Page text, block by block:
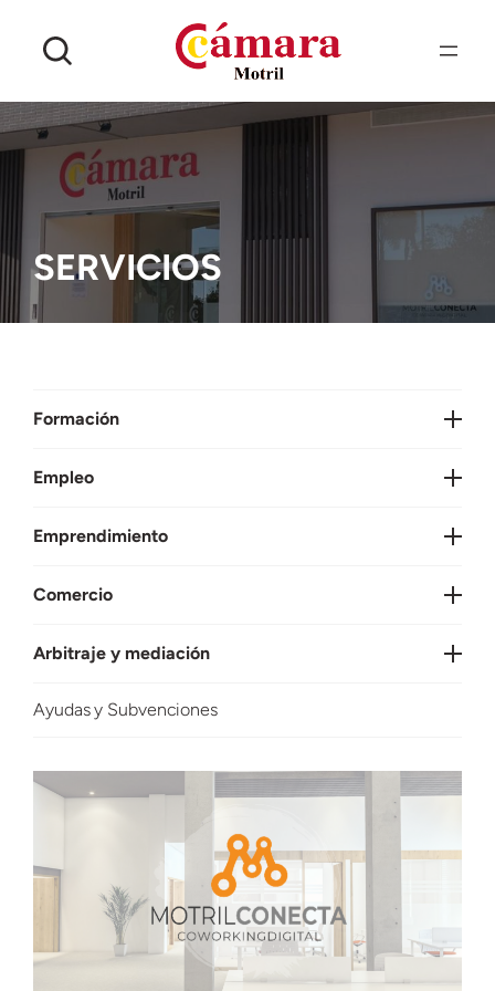
Saltar
contenido
SERVICIOS
Formación
Empleo
Emprendimiento
Comercio
Arbitraje y mediación
Ayudas y Subvenciones